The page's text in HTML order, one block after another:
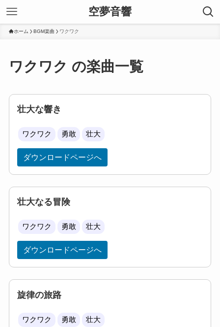
空夢音響
ホーム BGM楽曲 ワクワク
ワクワク の楽曲一覧
壮大な響き
ワクワク 勇敢 壮大
ダウンロードページへ
壮大なる冒険
ワクワク 勇敢 壮大
ダウンロードページへ
旋律の旅路
ワクワク 勇敢 壮大